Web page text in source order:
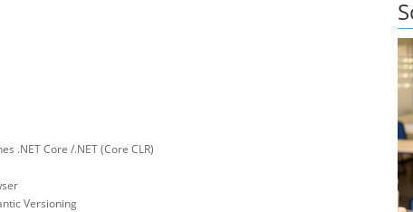
.NET Core /.NET (Core CLR)
Versioning